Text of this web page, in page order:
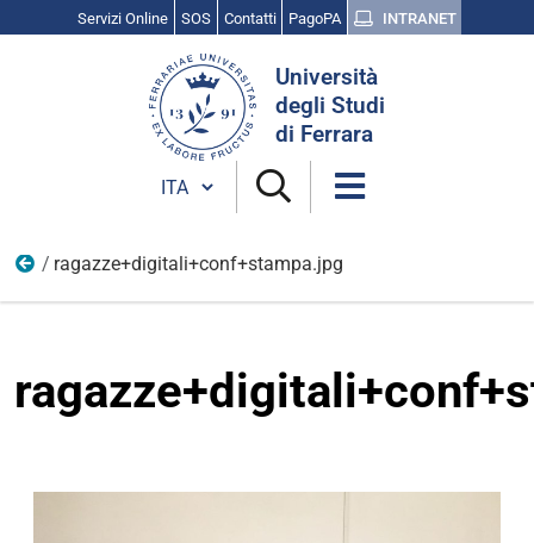
Servizi Online SOS Contatti PagoPA INTRANET
Università
degli Studi
di Ferrara
Cambia lingua
Vita universitaria
ragazze+digitali+conf+stampa.jpg